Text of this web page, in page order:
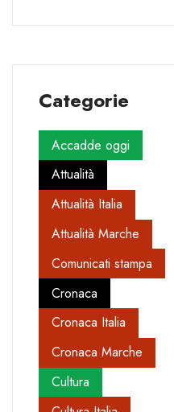
Categorie
Accadde oggi
Attualità
Attualità Italia
Attualità Marche
Comunicati stampa
Cronaca
Cronaca Italia
Cronaca Marche
Cultura